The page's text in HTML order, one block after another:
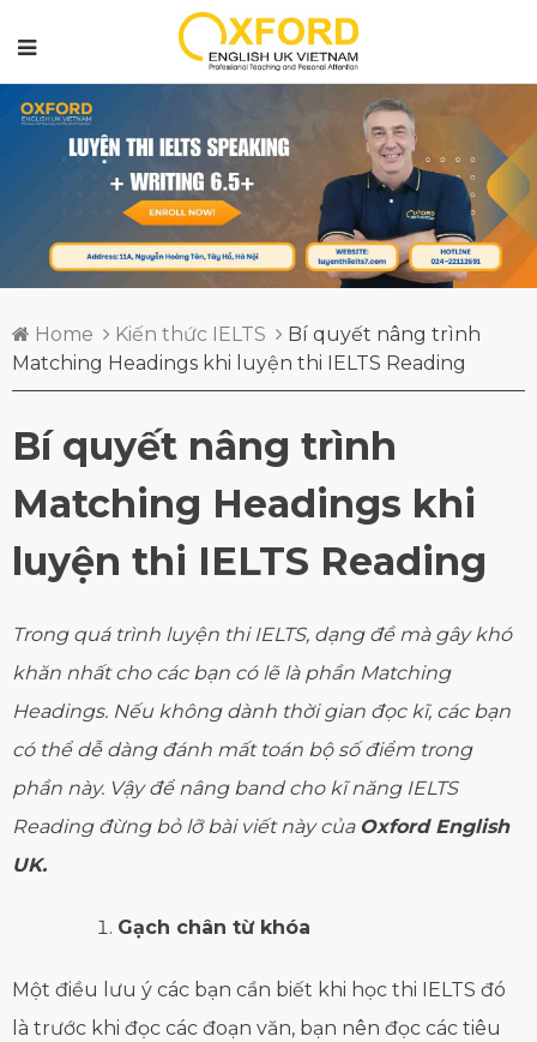
Home Kiến thức IELTS
Bí quyết nâng trình
Matching Headings khi luyện thi IELTS Reading
Bí quyết nâng trình
Matching Headings khi
luyện thi IELTS Reading
Trong quá trình luyện thi IELTS, dạng đề mà gây khó
khăn nhất cho các bạn có lẽ là phần Matching
Headings. Nếu không dành thời gian đọc kĩ, các bạn
có thể dễ dàng đánh mất toán bộ số điểm trong
phần này. Vậy để nâng band cho kĩ năng IELTS
Reading đừng bỏ lỡ bài viết này của Oxford English
UK.
Gạch chân từ khóa
Một điều lưu ý các bạn cần biết khi học thi IELTS đó
là trước khi đọc các đoạn văn, bạn nên đọc các tiêu